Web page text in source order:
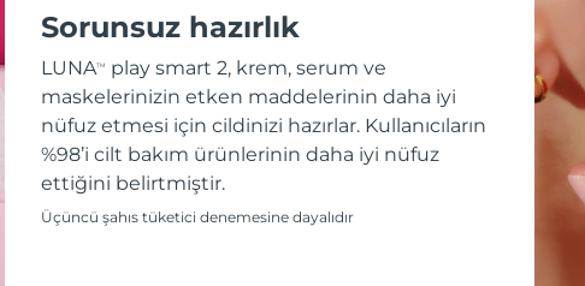
Sorunsuz hazırlık
LUNATM
play smart 2, krem, serum ve
maskelerinizin etken maddelerinin daha iyi
nüfuz etmesi için cildinizi hazırlar. Kullanıcıların
%98’i cilt bakım ürünlerinin daha iyi nüfuz
ettiğini belirtmiştir.
Üçüncü şahıs tüketici denemesine dayalıdır